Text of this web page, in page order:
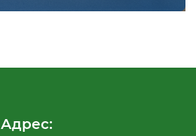
Адрес: